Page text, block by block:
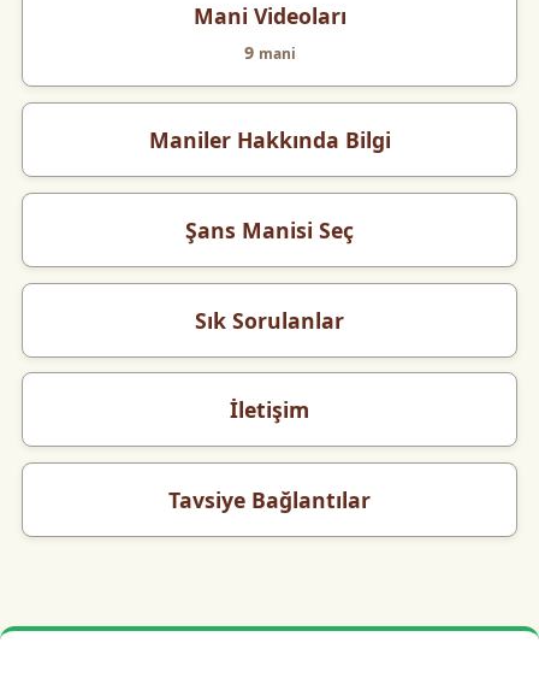
Mani Videoları
9 mani
Maniler Hakkında Bilgi
Şans Manisi Seç
Sık Sorulanlar
İletişim
Tavsiye Bağlantılar